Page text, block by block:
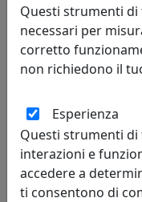
SGABELLO ALTO
MODELLO DLL557
Billiani
Questi strumenti
necessari per
corretto
non richiedono il
Esperienza
Questi strumenti
interazioni e
accedere a
ti consentono di